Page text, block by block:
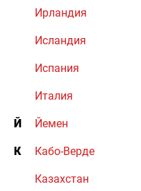
Ирландия
Исландия
Испания
Италия
Й Йемен
К Кабо-Верде
Казахстан